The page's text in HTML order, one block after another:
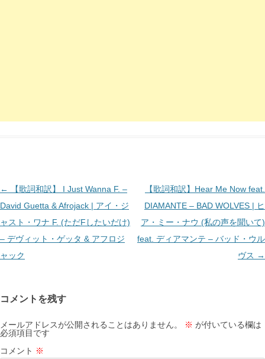
投
稿
ナ
ビ
ゲ
ョ
ン
←
【歌詞和訳】 I Just Wanna F. –
David Guetta & Afrojack | アイ・ジ
ャスト・ワナ F. (ただFしたいだけ)
– デヴィット・ゲッタ & アフロジ
ャック
【歌詞和訳】Hear Me Now feat.
DIAMANTE – BAD WOLVES | ヒ
ア・ミー・ナウ (私の声を聞いて)
feat. ディアマンテ – バッド・ウル
ヴス →
コメントを残す
メールアドレスが公開されることはありません。 ※ が付いている欄は
必須項目です
コメント ※